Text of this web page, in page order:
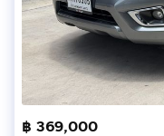
฿ 369,000